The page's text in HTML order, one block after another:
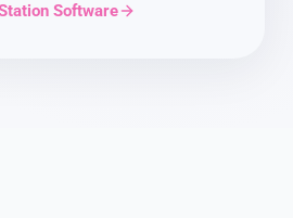
Software